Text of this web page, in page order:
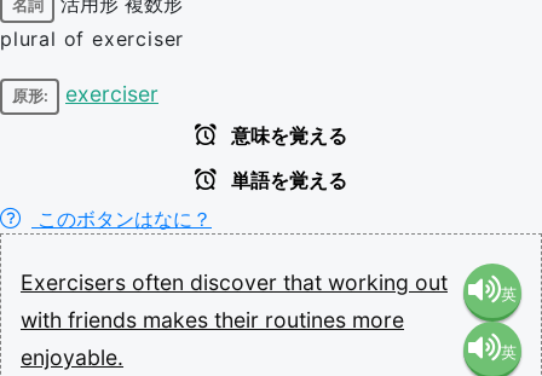
名詞
plural of exerciser
原形: exerciser
意味を覚える
単語を覚える
このボタンはなに？
Exercisers often discover that working out
with friends makes their routines more
enjoyable.
英
語（米
英